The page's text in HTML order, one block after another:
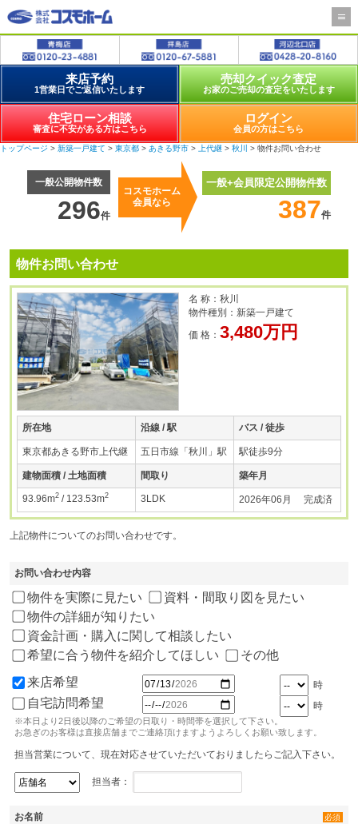
来店予約
1営業日でご返信いたします
売却クイック査定
お家のご売却の査定をいたします
住宅ローン相談
審査に不安がある方はこちら
ログイン
会員の方はこちら
トップページ > 新築一戸建て > 東京都 > あきる野市 > 上代継 > 秋川 > 物件お問い合わせ
一般公開物件数
296件
コスモホーム
会員なら
一般+会員限定公開物件数
387件
物件お問い合わせ
名 称：秋川
物件種別：新築一戸建て
価 格： 3,480万円
所在地 沿線 / 駅 バス / 徒歩
東京都あきる野市上代継 五日市線「秋川」駅 駅徒歩9分
建物面積 / 土地面積 間取り 築年月
93.96m2 / 123.53m2 3LDK 2026年06月 完成済
上記物件についてのお問い合わせです。
お問い合わせ内容
物件を実際に見たい
資料・間取り図を見たい
物件の詳細が知りたい
資金計画・購入に関して相談したい
希望に合う物件を紹介してほしい
その他
来店希望 時
自宅訪問希望 時
※本日より2日後以降のご希望の日取り・時間帯を選択して下さい。
お急ぎのお客様は直接店舗までご連絡頂けますようよろしくお願い致します。
担当営業について、現在対応させていただいておりましたらご記入下さい。
担当者：
お名前 必須